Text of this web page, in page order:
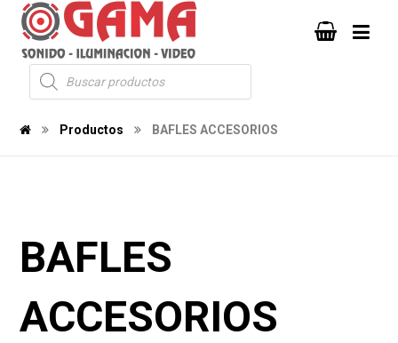
Productos BAFLES ACCESORIOS
BAFLES
ACCESORIOS